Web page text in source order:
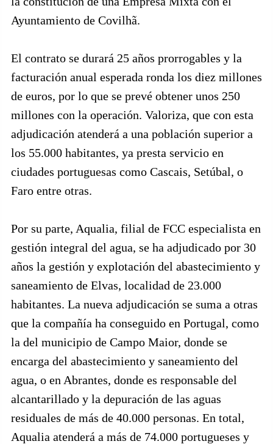
Ayuntamiento de Covilhã.
El contrato se durará 25 años prorrogables y la
facturación anual esperada ronda los diez millones
de euros, por lo que se prevé obtener unos 250
millones con la operación. Valoriza, que con esta
adjudicación atenderá a una población superior a
los 55.000 habitantes, ya presta servicio en
ciudades portuguesas como Cascais, Setúbal, o
Faro entre otras.
Por su parte, Aqualia, filial de FCC especialista en
gestión integral del agua, se ha adjudicado por 30
años la gestión y explotación del abastecimiento y
saneamiento de Elvas, localidad de 23.000
habitantes. La nueva adjudicación se suma a otras
que la compañía ha conseguido en Portugal, como
la del municipio de Campo Maior, donde se
encarga del abastecimiento y saneamiento del
agua, o en Abrantes, donde es responsable del
alcantarillado y la depuración de las aguas
residuales de más de 40.000 personas. En total,
Aqualia atenderá a más de 74.000 portugueses y